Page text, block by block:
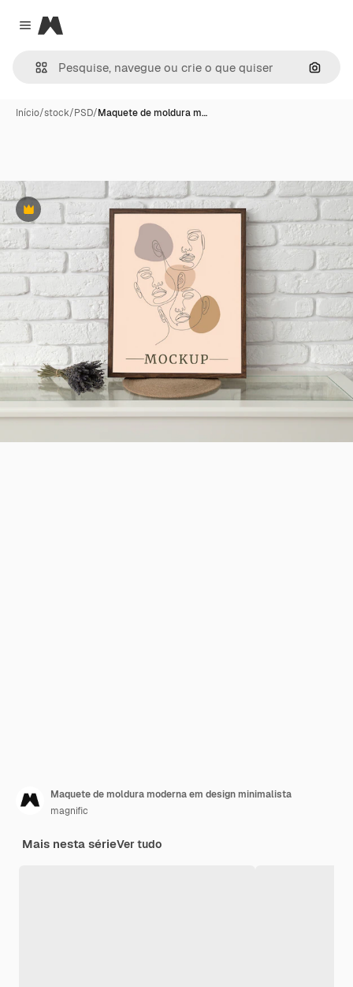
Close menu
Magnific
Início/stock/PSD/Maquete de moldura m…
Premium
Maquete de moldura moderna em design minimalista
magnific
Mais nesta sérieVer tudo